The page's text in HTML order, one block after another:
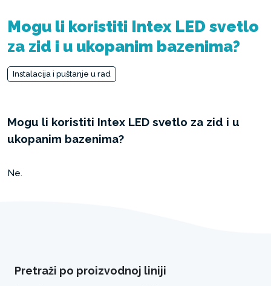
Mogu li koristiti Intex LED svetlo
za zid i u ukopanim bazenima?
Instalacija i puštanje u rad
Mogu li koristiti Intex LED svetlo za zid i u
ukopanim bazenima?
Ne.
Pretraži po proizvodnoj liniji